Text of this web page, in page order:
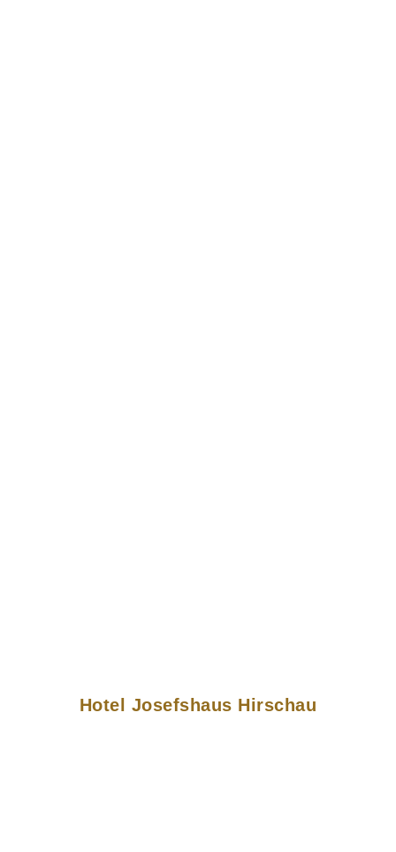
Hotel Josefshaus Hirschau